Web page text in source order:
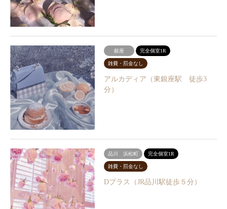
銀座 完全個室1R
雑費・罰金なし
アルカディア（東銀座駅 徒歩3
分）
品川 浜松町 完全個室1R
雑費・罰金なし
Dプラス（JR品川駅徒歩５分）